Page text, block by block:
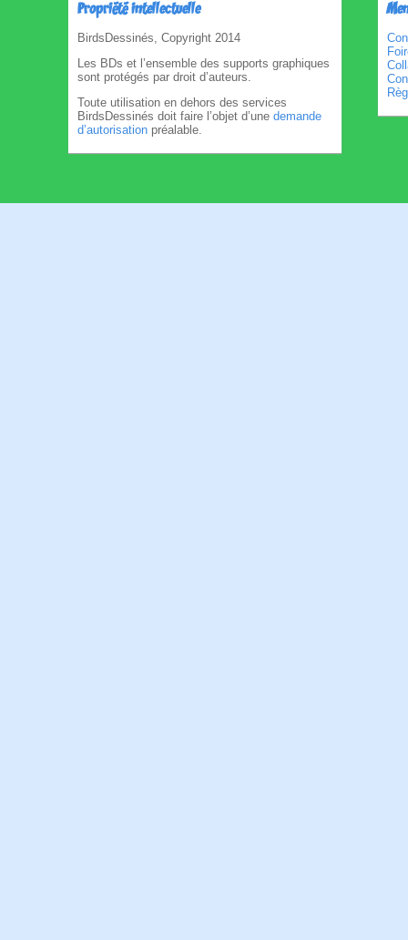
Propriété intellectuelle
BirdsDessinés, Copyright 2014
Les BDs et l’ensemble des supports graphiques
sont protégés par droit d’auteurs.
Toute utilisation en dehors des services
BirdsDessinés doit faire l’objet d’une demande
d’autorisation préalable.